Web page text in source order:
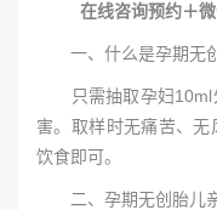
在线咨询预约＋
一、什么是孕期无创
只需抽取孕妇10ml
害。取样时无痛苦、
饮食即可。
二、孕期无创胎儿